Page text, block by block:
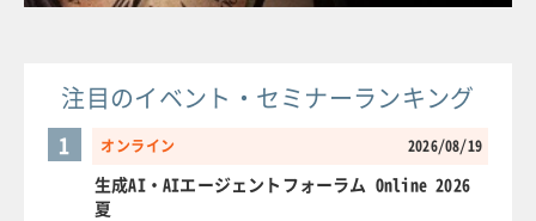
注目のイベント・セミナーランキング
オンライン 2026/08/19
1
生成AI・AIエージェントフォーラム Online 2026
夏